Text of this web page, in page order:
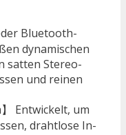
Bluetooth-
dynamischen
satten Stereo-
und reinen
Entwickelt, um
drahtlose In-